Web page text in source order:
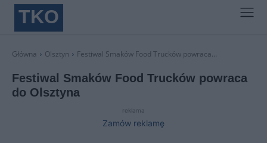
TKO
Główna Olsztyn Festiwal Smaków Food Trucków powraca...
Festiwal Smaków Food Trucków powraca
do Olsztyna
reklama
Zamów reklamę